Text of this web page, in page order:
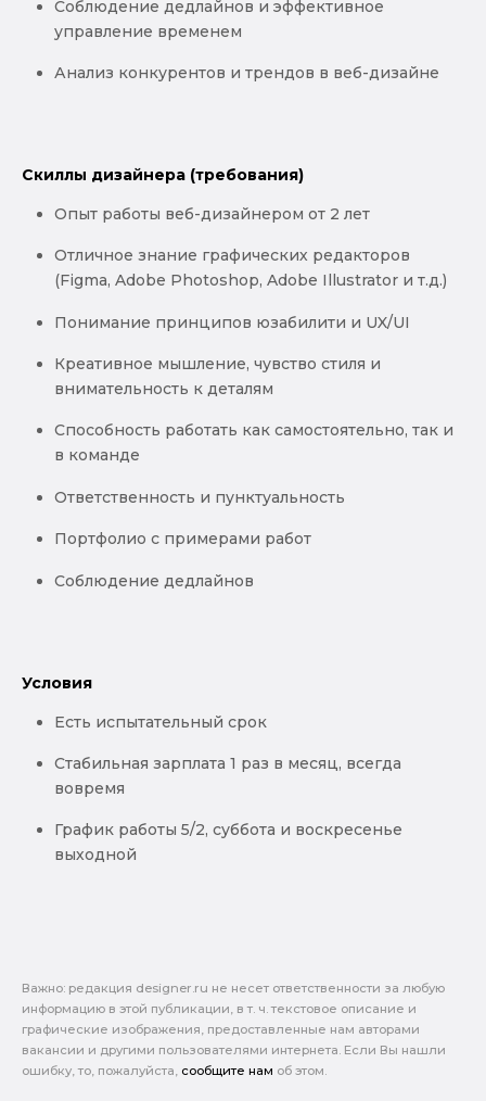
Соблюдение дедлайнов и эффективное
управление временем
Анализ конкурентов и трендов в веб-дизайне
Скиллы дизайнера (требования)
Опыт работы веб-дизайнером от 2 лет
Отличное знание графических редакторов
(Figma, Adobe Photoshop, Adobe Illustrator и т.д.)
Понимание принципов юзабилити и UX/UI
Креативное мышление, чувство стиля и
внимательность к деталям
Способность работать как самостоятельно, так и
в команде
Ответственность и пунктуальность
Портфолио с примерами работ
Соблюдение дедлайнов
Условия
Есть испытательный срок
Стабильная зарплата 1 раз в месяц, всегда
вовремя
График работы 5/2, суббота и воскресенье
выходной
Важно: pедакция designer.ru не несет ответственности за любую
информацию в этой публикации, в т. ч. текстовое описание и
графические изображения, предоставленные нам авторами
вакансии и другими пользователями интернета. Если Вы нашли
ошибку, то, пожалуйста, сообщите нам об этом.